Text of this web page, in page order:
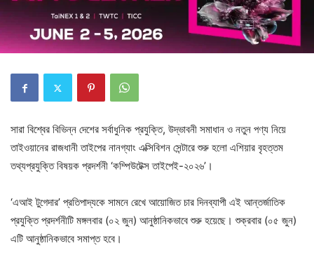
সারা বিশ্বের বিভিন্ন দেশের সর্বাধুনিক প্রযুক্তি, উদ্ভাবনী সমাধান ও নতুন পণ্য নিয়ে
তাইওয়ানের রাজধানী তাইপের নানগ্যাং এক্সিবিশন সেন্টারে শুরু হলো এশিয়ার বৃহত্তম
তথ্যপ্রযুক্তি বিষয়ক প্রদর্শনী ‘কম্পিউটেক্স তাইপেই-২০২৬’।
‘এআই টুগেদার’ প্রতিপাদ্যকে সামনে রেখে আয়োজিত চার দিনব্যাপী এই আন্তর্জাতিক
প্রযুক্তি প্রদর্শনীটি মঙ্গলবার (০২ জুন) আনুষ্ঠানিকভাবে শুরু হয়েছে। শুক্রবার (০৫ জুন)
এটি আনুষ্ঠানিকভাবে সমাপ্ত হবে।